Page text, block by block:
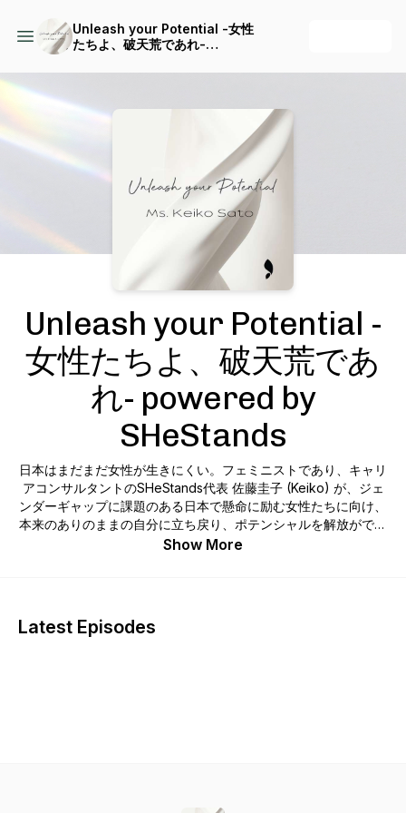
Unleash your Potential -女性
たちよ、破天荒であれ-
Podcast Background Image
Unleash your Potential -
女性たちよ、破天荒であ
れ- powered by
SHeStands
日本はまだまだ女性が生きにくい。フェミニストであり、キャリ
アコンサルタントのSHeStands代表 佐藤圭子 (Keiko) が、ジェ
ンダーギャップに課題のある日本で懸命に励む女性たちに向け、
本来のありのままの自分に立ち戻り、ポテンシャルを解放ができ
るよう、エンパワー＆インスパイアしていきます。同調圧力も人
Show More
Latest Episodes